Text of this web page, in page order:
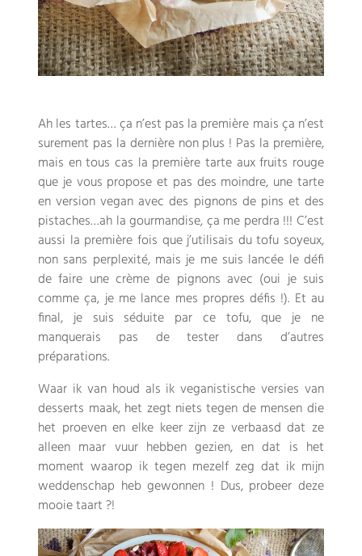
Ah les tartes…ça n’est pas la première mais ça n’est
surement pas la dernière non plus ! Pas la première,
mais en tous cas la première tarte aux fruits rouge
que je vous propose et pas des moindre, une tarte
en version vegan avec des pignons de pins et des
pistaches…ah la gourmandise,ça me perdra !!! C’est
aussi la première fois que j’utilisais du tofu soyeux,
non sans perplexité, mais je me suis lancée le défi
de faire une crème de pignons avec (oui je suis
comme ça,je me lance mes propres défis !). Et au
final,je suis séduite par ce tofu,que je ne
manquerais pas de tester dans d’autres
préparations.
Waar ik van houd als ik veganistische versies van
desserts maak, het zegt niets tegen de mensen die
het proeven en elke keer zijn ze verbaasd dat ze
alleen maar vuur hebben gezien, en dat is het
moment waarop ik tegen mezelf zeg dat ik mijn
weddenschap heb gewonnen ! Dus, probeer deze
mooie taart ?!